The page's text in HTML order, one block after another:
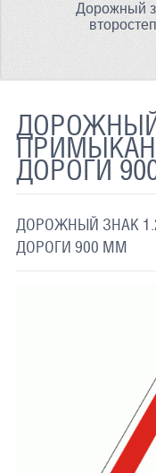
Дорожный
ДОРОЖНЫЙ
ДОРОГИ
ДОРОЖНЫЙ ЗНАК
ДОРОГИ 900 ММ